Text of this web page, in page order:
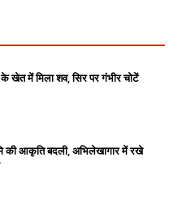
खेत में मिला शव, सिर पर गंभीर चोटें
की आकृति बदली, अभिलेखागार में रखे